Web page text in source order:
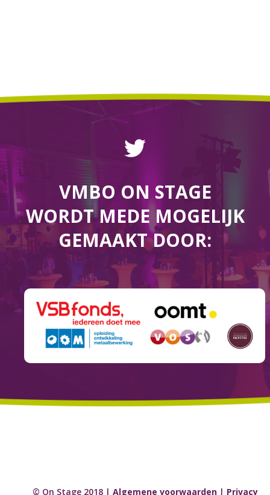
VMBO ON STAGE
WORDT MEDE MOGELIJK
GEMAAKT DOOR:
© On Stage 2018 | Algemene voorwaarden | Privacy